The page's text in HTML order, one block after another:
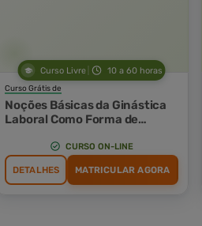
Curso Livre 10 a 60 horas
Curso Grátis de
Noções Básicas da Ginástica
Laboral Como Forma de
CURSO ON-LINE
DETALHES MATRICULAR AGORA